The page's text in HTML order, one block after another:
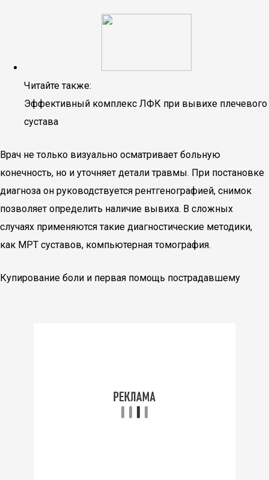
Читайте также:
Эффективный комплекс ЛФК при вывихе плечевого
сустава
Врач не только визуально осматривает больную
конечность, но и уточняет детали травмы. При постановке
диагноза он руководствуется рентгенографией, снимок
позволяет определить наличие вывиха. В сложных
случаях применяются такие диагностические методики,
как МРТ суставов, компьютерная томография.
Купирование боли и первая помощь пострадавшему